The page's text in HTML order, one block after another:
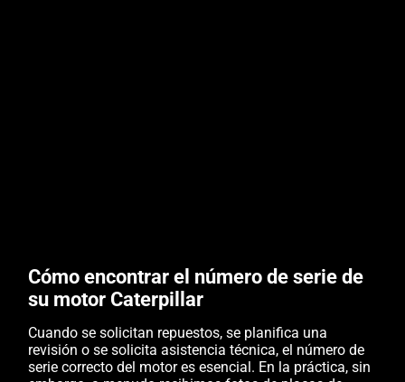
Cómo encontrar el número de serie de
su motor Caterpillar
Cuando se solicitan repuestos, se planifica una
revisión o se solicita asistencia técnica, el número de
serie correcto del motor es esencial. En la práctica, sin